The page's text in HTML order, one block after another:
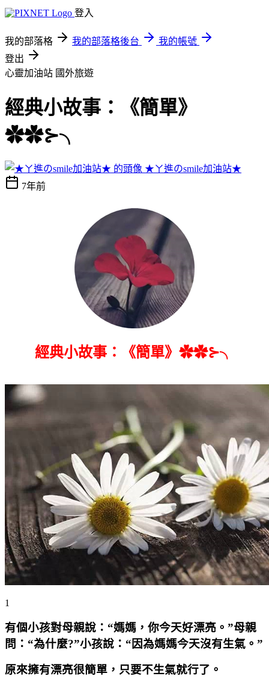
登入
我的部落格 我的部落格後台
我的帳號
登出
心靈加油站 國外旅遊
經典小故事：《簡單》
✿✿⊱╮
★ㄚ進のsmile加油站★
7年前
經典小故事：《簡單》✿✿⊱╮
1
有個小孩對母親說：“媽媽，你今天好漂亮。”母親
問：“為什麼?”小孩說：“因為媽媽今天沒有生氣。”
原來擁有漂亮很簡單，只要不生氣就行了。